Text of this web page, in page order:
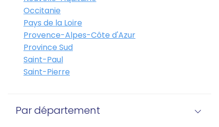
Occitanie
Pays de la Loire
Provence-Alpes-Côte d'Azur
Province Sud
Saint-Paul
Saint-Pierre
Par département